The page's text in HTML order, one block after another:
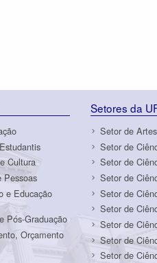
Cultura
Pessoas
e Educação
Pós-Graduação
Orçamento
Setores da
Setor de
Setor de
Setor de
Setor de
Setor de
Setor de
Setor de
Setor de
Setor de